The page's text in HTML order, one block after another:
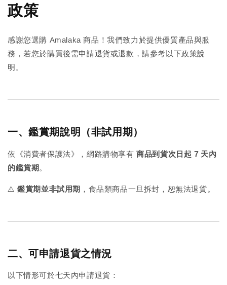
政策
感謝您選購 Amalaka 商品！我們致力於提供優質產品與服
務，若您於購買後需申請退貨或退款，請參考以下政策說
明。
一、鑑賞期說明（非試用期）
依《消費者保護法》，網路購物享有商品到貨次日起 7 天內
的鑑賞期 。
⚠️鑑賞期並非試用期 ，食品類商品一旦拆封，恕無法退貨。
二、可申請退貨之情況
以下情形可於七天內申請退貨：